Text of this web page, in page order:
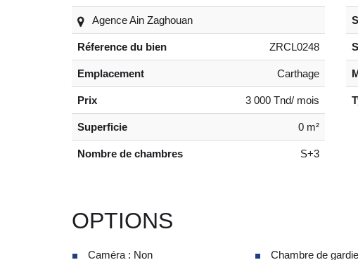
Agence Ain Zaghouan
Réference du bien ZRCL0248
Emplacement Carthage
Prix 3 000 Tnd/ mois
Superficie 0 m²
Nombre de chambres S+3
OPTIONS
Caméra : Non Chambre de